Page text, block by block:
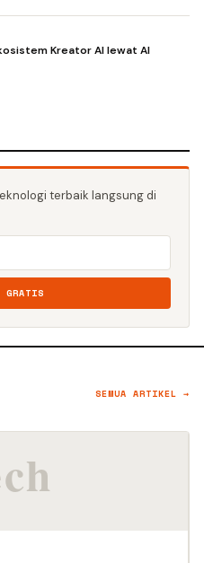
Kreator AI lewat AI
terbaik langsung di
GRATIS
SEMUA ARTIKEL →